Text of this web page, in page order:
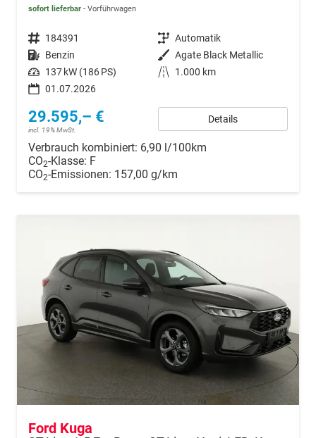
sofort lieferbar Vorführwagen
Fahrzeugnr. 184391 Getriebe Automatik
Kraftstoff Benzin Außenfarbe Agate Black Metallic
Leistung 137 kW (186 PS) Kilometerstand
1.000 km
01.07.2026
29.595,– €
incl. 19% MwSt.
Details
Verbrauch kombiniert: 6,90 l/100km
CO2-Klasse: F
CO2-Emissionen: 157,00 g/km
Ford Kuga